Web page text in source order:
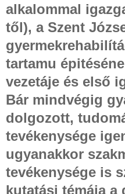
alkalommal
től), a Szent
tartamu
vezetáje és első
Bár mindvégig
dolgozott,
tevékenysége
ugyanakkor
tevékenysége is
kutatási témája a